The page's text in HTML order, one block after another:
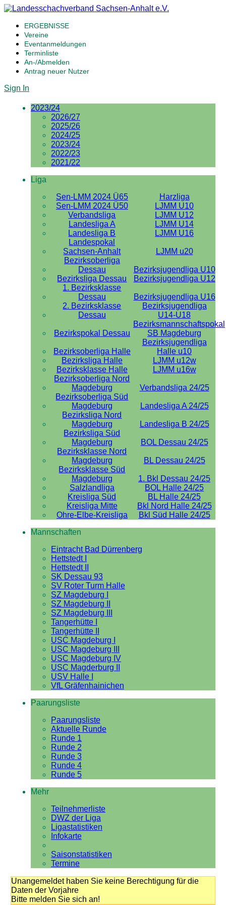
ERGEBNISSE
Vereine
Eventanmeldungen
Terminliste
An-/Abmelden
Antrag neuer Nutzer
Sign In
2023/24
2026/27
2025/26
2024/25
2023/24
2022/23
2021/22
Liga
Sen-LMM 2024 Ü65
Harzliga
Sen-LMM 2024 Ü50
LJMM U10
Verbandsliga
LJMM U12
Landesliga A
LJMM U14
Landesliga B
LJMM U16
Landespokal
Sachsen-Anhalt
LJMM u20
Bezirksoberliga
Dessau
Bezirksjugendliga U10
Bezirksliga Dessau
Bezirksjugendliga U12
1. Bezirksklasse
Dessau
Bezirksjugendliga U16
2. Bezirksklasse
Dessau
Bezirksjugendliga
U14-U18
Bezirkspokal Dessau
Bezirksmannschaftspokal
SB Magdeburg
Bezirksoberliga Halle
Bezirksjugendliga
Halle u10
Bezirksliga Halle
LJMM u12w
Bezirksklasse Halle
LJMM u16w
Bezirksoberliga Nord
Magdeburg
Verbandsliga 24/25
Bezirksoberliga Süd
Magdeburg
Landesliga A 24/25
Bezirksliga Nord
Magdeburg
Landesliga B 24/25
Bezirksliga Süd
Magdeburg
BOL Dessau 24/25
Bezirksklasse Nord
Magdeburg
BL Dessau 24/25
Bezirksklasse Süd
Magdeburg
1. Bkl Dessau 24/25
Salzlandliga
BOL Halle 24/25
Kreisliga Süd
BL Halle 24/25
Kreisliga Mitte
Bkl Nord Halle 24/25
Ohre-Elbe-Kreisliga
Bkl Süd Halle 24/25
Mannschaften
Eintracht Bad Dürrenberg
Hettstedt I
Hettstedt II
SK Dessau 93
SV Roter Turm Halle
SZ Magdeburg I
SZ Magdeburg II
SZ Magdeburg III
Tangerhütte I
Tangerhütte II
USC Magdeburg I
USC Magdeburg III
USC Magdeburg IV
USC Magderburg II
USV Halle I
VfL Gräfenhainichen
Paarungsliste
Paarungsliste
Aktuelle Runde
Runde 1
Runde 2
Runde 3
Runde 4
Runde 5
Mehr
Teilnehmerliste
DWZ der Liga
Ligastatistiken
Infokarte
Saisonstatistiken
Termine
Unangemeldet haben Sie keine Berechtigung für die
Daten der Vorjahre
Bitte melden Sie sich an!